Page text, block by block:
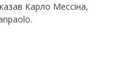
Карло Мессіна,